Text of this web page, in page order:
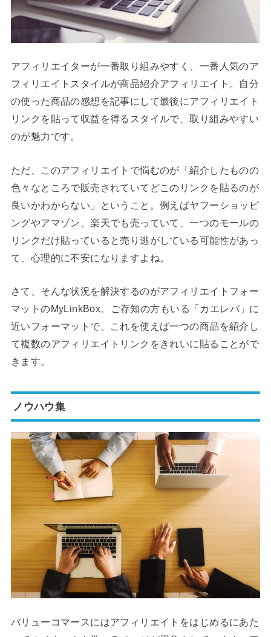
アフィリエイターが一番取り組みやすく、一番人気のア
フィリエイトスタイルが商品紹介アフィリエイト。自分
の使った商品の感想を記事にして最後にアフィリエイト
リンクを貼って収益を得るスタイルで、取り組みやすい
のが魅力です。
ただ、このアフィリエイトで悩むのが「紹介したものの
色々なところで販売されていてどこのリンクを貼るのが
良いかわからない」ということ。例えばヤフーショッピ
ングやアマゾン、楽天でも売っていて、一つのモールの
リンクだけ貼っていると売り逃がしている可能性があっ
て、心理的に不安になりますよね。
さて、そんな状況を解決するのがアフィリエイトフォー
マットのMyLinkBox。ご存知の方もいる「カエレバ」に
近いフォーマットで、これを使えば一つの商品を紹介し
て複数のアフィリエイトリンクをきれいに貼ることがで
きます。
ノウハウ集
バリューコマースにはアフィリエイトをはじめるにあた